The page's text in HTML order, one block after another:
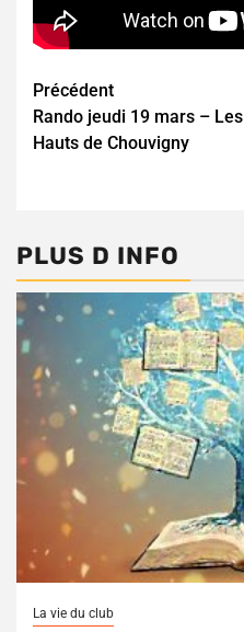
Continue
Reading
Précédent
Rando jeudi 19 mars – Les
Hauts de Chouvigny
PLUS D INFO
La vie du club